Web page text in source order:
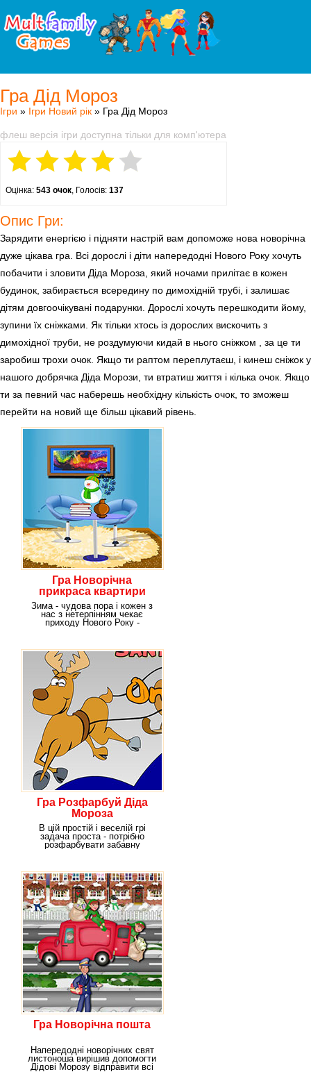
Гра Дід Мороз
Ігри » Ігри Новий рік » Гра Дід Мороз
флеш версія ігри доступна тільки для комп'ютера
Оцінка: 543 очок, Голосів: 137
Опис Гри:
Зарядити енергією і підняти настрій вам допоможе нова новорічна
дуже цікава гра. Всі дорослі і діти напередодні Нового Року хочуть
побачити і зловити Діда Мороза, який ночами прилітає в кожен
будинок, забирається всередину по димохідній трубі, і залишає
дітям довгоочікувані подарунки. Дорослі хочуть перешкодити йому,
зупини їх сніжками. Як тільки хтось із дорослих вискочить з
димохідної труби, не роздумуючи кидай в нього сніжком , за це ти
заробиш трохи очок. Якщо ти раптом переплутаєш, і кинеш сніжок у
нашого добрячка Діда Морози, ти втратиш життя і кілька очок. Якщо
ти за певний час наберешь необхідну кількість очок, то зможеш
перейти на новий ще більш цікавий рівень.
Гра Новорічна
прикраса квартири
Зима - чудова пора і кожен з
нас з нетерпінням чекає
приходу Нового Року -
Гра Розфарбуй Діда
Мороза
В цій простій і веселій грі
задача проста - потрібно
розфарбувати забавну
Гра Новорічна пошта
Напередодні новорічних свят
листоноша вирішив допомогти
Дідові Морозу відправити всі